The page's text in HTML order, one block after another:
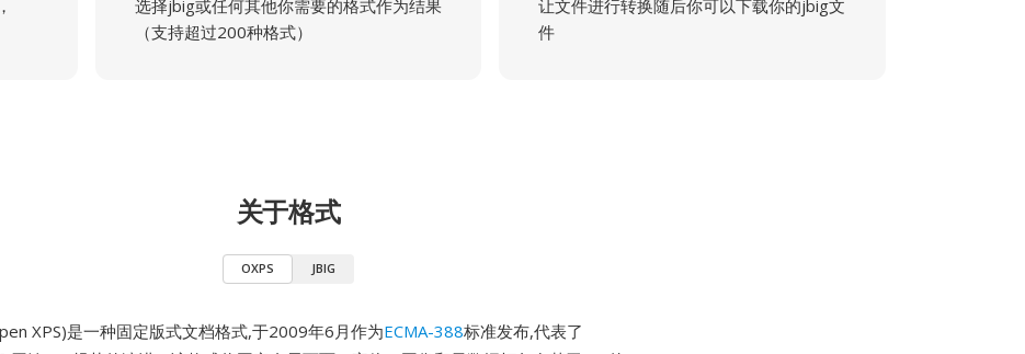
选择jbig或任何其他你需要的格式作为结果
（支持超过200种格式）
让文件进行转换随后你可以下载你的jbig文
件
关于格式
OXPS JBIG
XPS)是一种固定版式文档格式,于2009年6月作为ECMA-388标准发布,代表了